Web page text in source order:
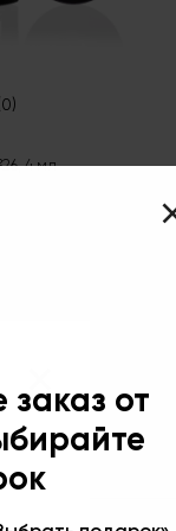
×
4 мл
от